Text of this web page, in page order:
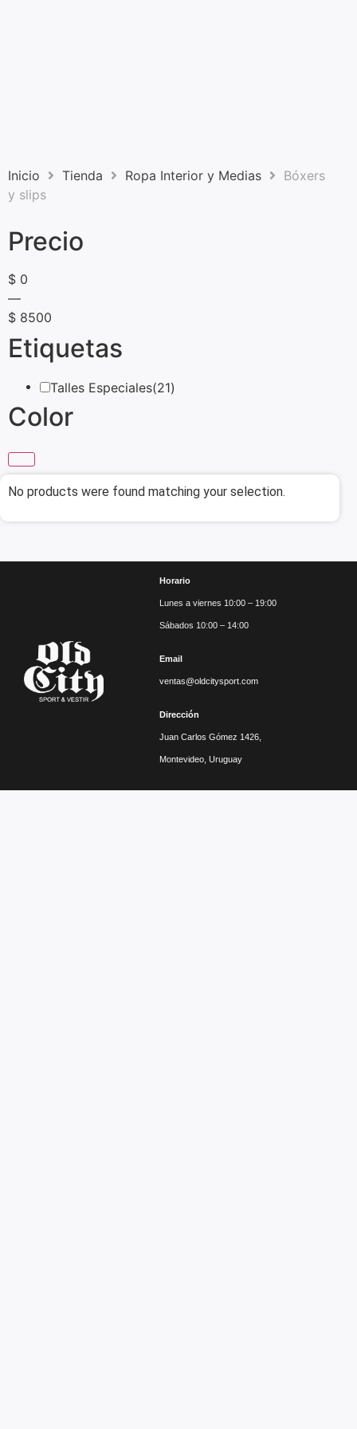
Inicio Tienda Ropa Interior y Medias
Bóxers
y slips
Precio
$ 0
—
$ 8500
Etiquetas
Talles Especiales(21)
Color
No products were found matching your selection.
Horario
Lunes a viernes 10:00 – 19:00
Sábados 10:00 – 14:00
Email
ventas@oldcitysport.com
Dirección
Juan Carlos Gómez 1426,
Montevideo, Uruguay